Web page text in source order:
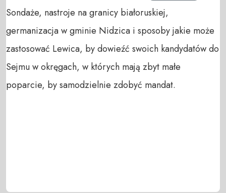
Sondaże, nastroje na granicy białoruskiej,
germanizacja w gminie Nidzica i sposoby jakie może
zastosować Lewica, by dowieźć swoich kandydatów do
Sejmu w okręgach, w których mają zbyt małe
poparcie, by samodzielnie zdobyć mandat.